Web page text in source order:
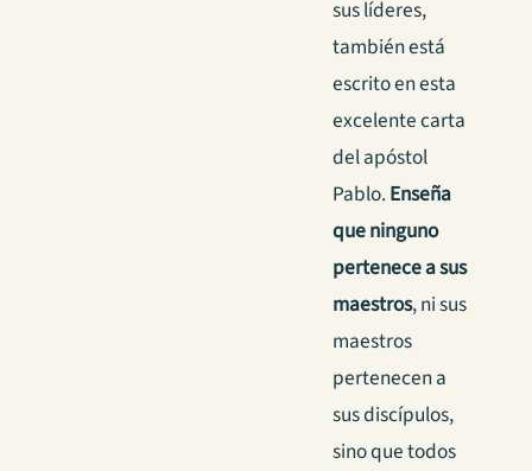
sus líderes,
también está
escrito en esta
excelente carta
del apóstol
Pablo. Enseña
que ninguno
pertenece a sus
maestros, ni sus
maestros
pertenecen a
sus discípulos,
sino que todos